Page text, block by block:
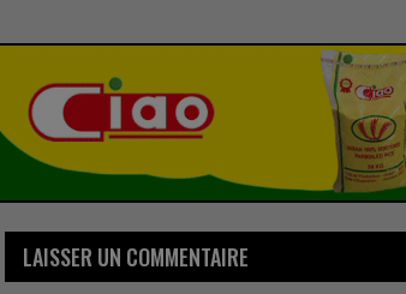
LAISSER UN COMMENTAIRE